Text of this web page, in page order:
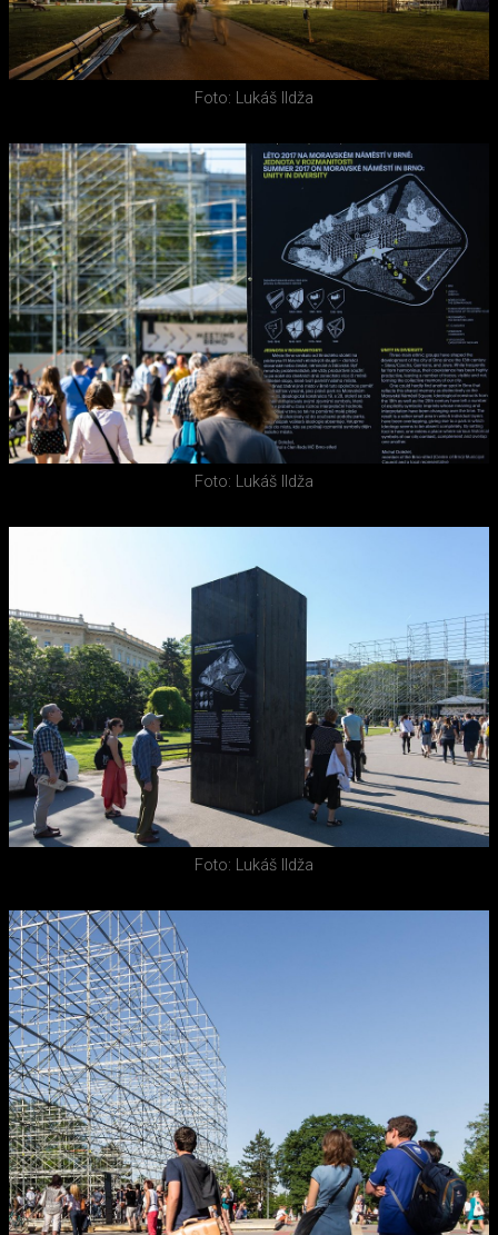
Foto: Lukáš Ildža
Foto: Lukáš Ildža
Foto: Lukáš Ildža